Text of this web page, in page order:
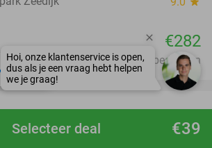
€39
Selecteer deal
€282
Excl. ca. €2 p.p.p.n. en €14 p.p. bedlinnen
25%
favorite_border
APP close